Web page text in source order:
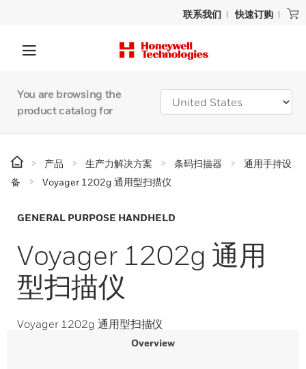
联系我们 快速订购
You are browsing the
product catalog for
产品 生产力解决方案 条码扫描器
通用手持设
备
Voyager 1202g 通用型扫描仪
GENERAL PURPOSE HANDHELD
Voyager 1202g 通用
型扫描仪
Voyager 1202g 通用型扫描仪
Overview